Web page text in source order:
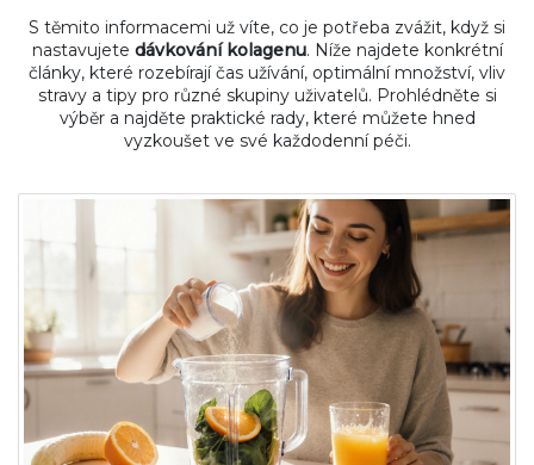
S těmito informacemi už víte, co je potřeba zvážit, když si
nastavujete dávkování kolagenu. Níže najdete konkrétní
články, které rozebírají čas užívání, optimální množství, vliv
stravy a tipy pro různé skupiny uživatelů. Prohlédněte si
výběr a najděte praktické rady, které můžete hned
vyzkoušet ve své každodenní péči.